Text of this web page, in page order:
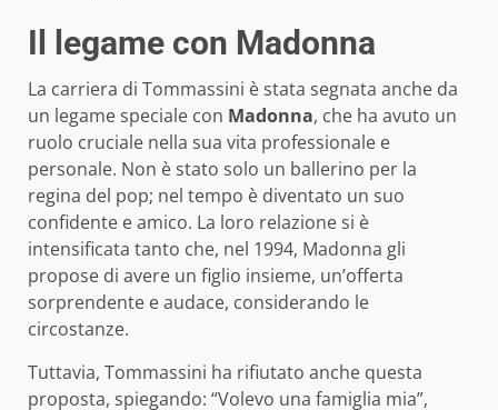
Il legame con Madonna
La carriera di Tommassini è stata segnata anche da
un legame speciale con Madonna, che ha avuto un
ruolo cruciale nella sua vita professionale e
personale. Non è stato solo un ballerino per la
regina del pop; nel tempo è diventato un suo
confidente e amico. La loro relazione si è
intensificata tanto che, nel 1994, Madonna gli
propose di avere un figlio insieme, un’offerta
sorprendente e audace, considerando le
circostanze.
Tuttavia, Tommassini ha rifiutato anche questa
proposta, spiegando: “Volevo una famiglia mia”,